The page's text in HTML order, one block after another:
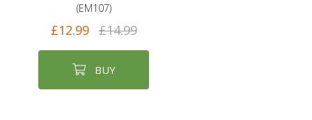
(EM107)
£12.99 £14.99
BUY